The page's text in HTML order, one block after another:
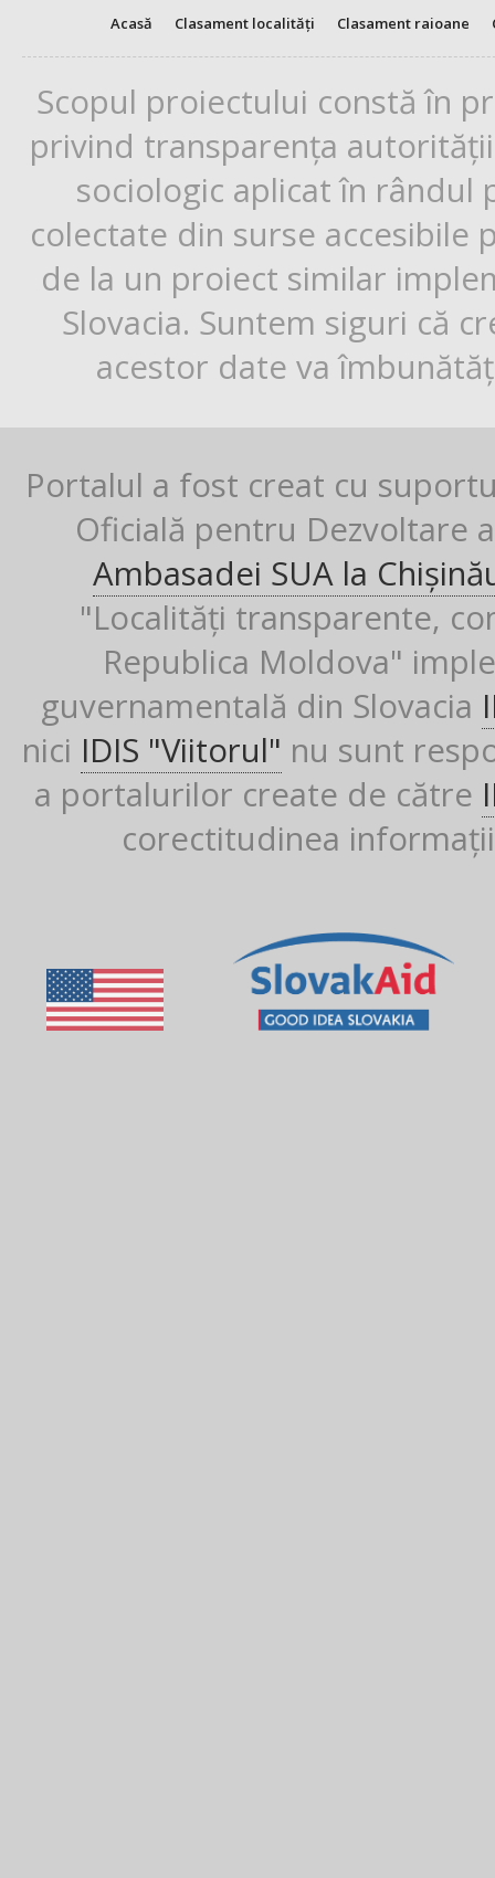
Acasă Clasament localități Clasament raioane
Scopul proiectului constă în
privind transparența
sociologic aplicat în rândul
colectate din surse
de la un proiect similar
Slovacia. Suntem siguri că
acestor date va
Portalul a fost creat cu
Oficială pentru Dezvoltare
Ambasadei SUA la
"Localități transparente,
Republica Moldova"
guvernamentală din Slovacia
nici IDIS "Viitorul" nu sunt
a portalurilor create de către
corectitudinea